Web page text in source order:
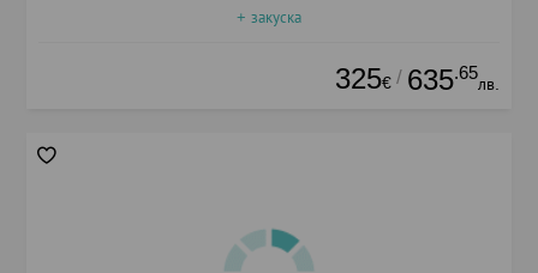
+ закуска
325€ / 635.65
лв.